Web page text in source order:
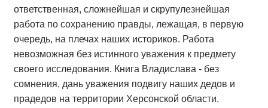
ответственная, сложнейшая и скрупулезнейшая
работа по сохранению правды, лежащая, в первую
очередь, на плечах наших историков. Работа
невозможная без истинного уважения к предмету
своего исследования. Книга Владислава - без
сомнения, дань уважения подвигу наших дедов и
прадедов на территории Херсонской области.